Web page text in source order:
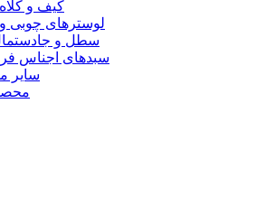
کیف و
لوسترهای چوبی
سطل و
سبدهای اجناس
سایر